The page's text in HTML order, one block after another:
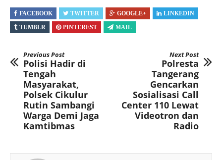
FACEBOOK TWITTER GOOGLE+
LINKEDIN
TUMBLR
PINTEREST MAIL
Previous Post
Polisi Hadir di
Tengah
Masyarakat,
Polsek Cikulur
Rutin Sambangi
Warga Demi Jaga
Kamtibmas
Next Post
Polresta
Tangerang
Gencarkan
Sosialisasi Call
Center 110 Lewat
Videotron dan
Radio